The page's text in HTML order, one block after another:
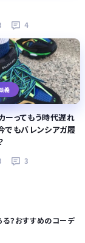
4
義
ーってもう時代遅れ
でもバレンシアガ履
3
？おすすめのコーデ